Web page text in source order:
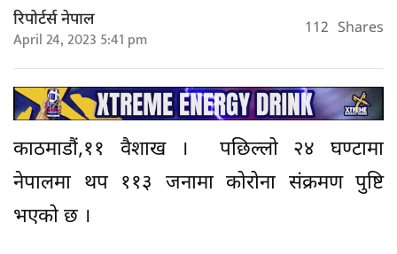
रिपोर्टर्स नेपाल
April 24, 2023 5:41 pm 112 Shares
काठमाडौं,११ वैशाख । पछिल्लो २४ घण्टामा
नेपालमा थप ११३ जनामा कोरोना संक्रमण पुष्टि
भएको छ ।